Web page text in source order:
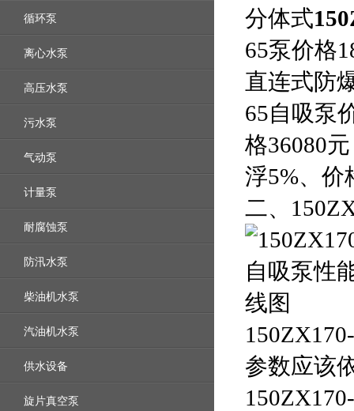
循环泵
离心水泵
高压水泵
污水泵
气动泵
计量泵
耐腐蚀泵
防汛水泵
柴油机水泵
汽油机水泵
供水设备
旋片真空泵
分体式
65泵价格
直连式防
65自吸泵
格36080
浮5%、价
二、
参数应该